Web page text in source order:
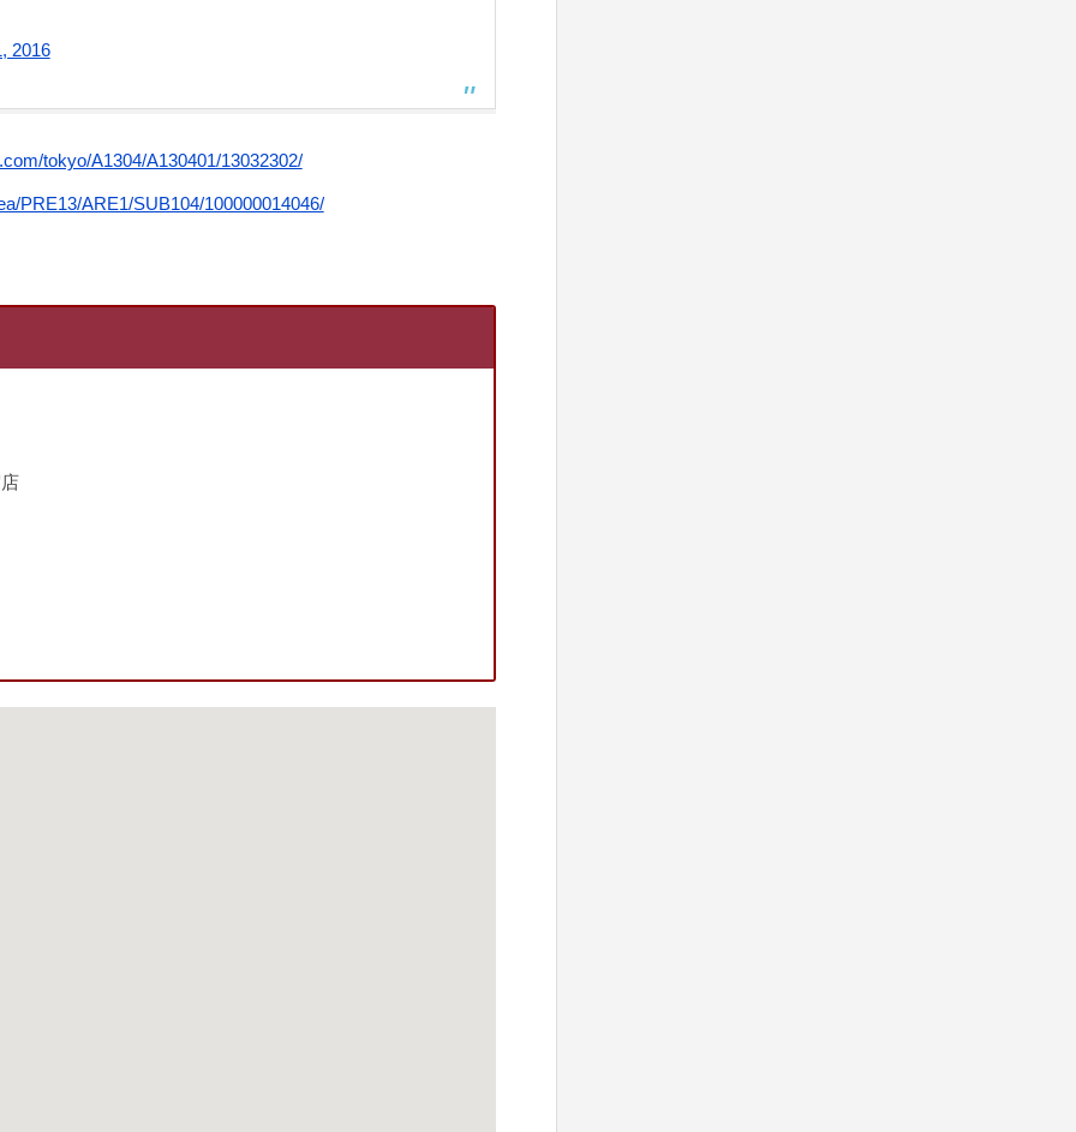
2016
tokyo/A1304/A130401/13032302/
PRE13/ARE1/SUB104/100000014046/